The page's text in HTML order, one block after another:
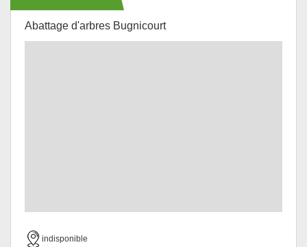
Abattage d'arbres Bugnicourt
indisponible